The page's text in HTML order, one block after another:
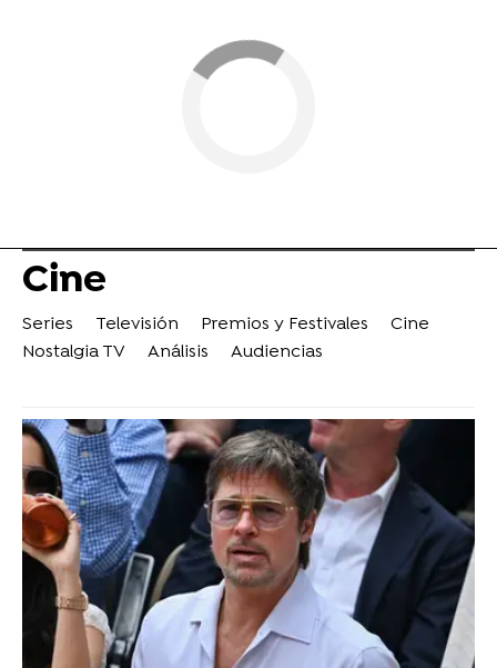
Cine
Series Televisión Premios y Festivales
Cine
Nostalgia TV
Análisis Audiencias